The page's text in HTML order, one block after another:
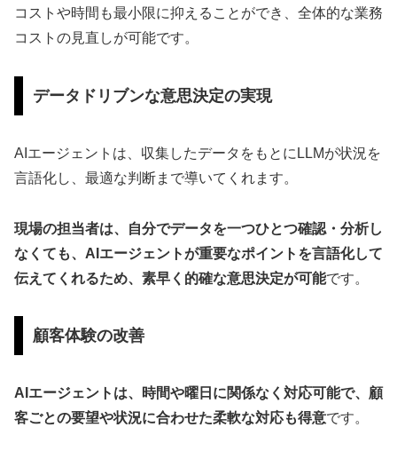
コストや時間も最小限に抑えることができ、全体的な業務
コストの見直しが可能です。
データドリブンな意思決定の実現
AIエージェントは、収集したデータをもとにLLMが状況を
言語化し、最適な判断まで導いてくれます。
現場の担当者は、自分でデータを一つひとつ確認・分析し
なくても、AIエージェントが重要なポイントを言語化して
伝えてくれるため、素早く的確な意思決定が可能です。
顧客体験の改善
AIエージェントは、時間や曜日に関係なく対応可能で、顧
客ごとの要望や状況に合わせた柔軟な対応も得意です。